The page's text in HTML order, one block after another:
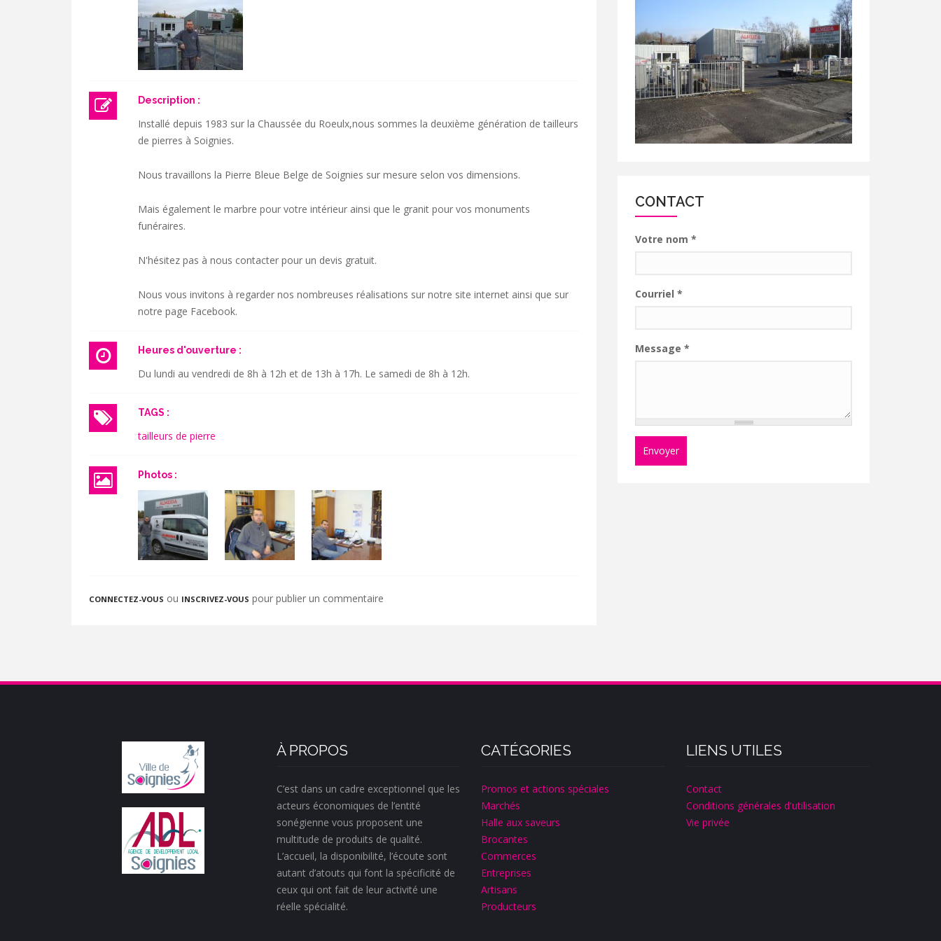
Description :
Installé depuis 1983 sur la Chaussée du Roeulx,nous sommes la deuxième génération de tailleurs
de pierres à Soignies.
Nous travaillons la Pierre Bleue Belge de Soignies sur mesure selon vos dimensions.
Mais également le marbre pour votre intérieur ainsi que le granit pour vos monuments
funéraires.
N'hésitez pas à nous contacter pour un devis gratuit.
Nous vous invitons à regarder nos nombreuses réalisations sur notre site internet ainsi que sur
notre page Facebook.
Heures d'ouverture :
Du lundi au vendredi de 8h à 12h et de 13h à 17h. Le samedi de 8h à 12h.
TAGS :
tailleurs de pierre
Photos :
CONNECTEZ-VOUS ou INSCRIVEZ-VOUS pour publier un commentaire
CONTACT
Votre nom *
Courriel *
Message *
Envoyer
À PROPOS
C’est dans un cadre exceptionnel que les
acteurs économiques de l’entité
sonégienne vous proposent une
multitude de produits de qualité.
L’accueil, la disponibilité, l’écoute sont
autant d’atouts qui font la spécificité de
ceux qui ont fait de leur activité une
réelle spécialité.
CATÉGORIES
Promos et actions spéciales
Marchés
Halle aux saveurs
Brocantes
Commerces
Entreprises
Artisans
Producteurs
LIENS UTILES
Contact
Conditions générales d'utilisation
Vie privée